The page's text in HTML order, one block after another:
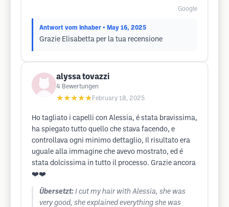
Google
Antwort vom Inhaber • May 16, 2025
Grazie Elisabetta per la tua recensione
alyssa tovazzi
4 Bewertungen
★★★★★ February 18, 2025
Ho tagliato i capelli con Alessia, é stata bravissima,
ha spiegato tutto quello che stava facendo, e
controllava ogni minimo dettaglio, Il risultato era
uguale alla immagine che avevo mostrato, ed é
stata dolcissima in tutto il processo. Grazie ancora
❤️❤️
Übersetzt: I cut my hair with Alessia, she was
very good, she explained everything she was